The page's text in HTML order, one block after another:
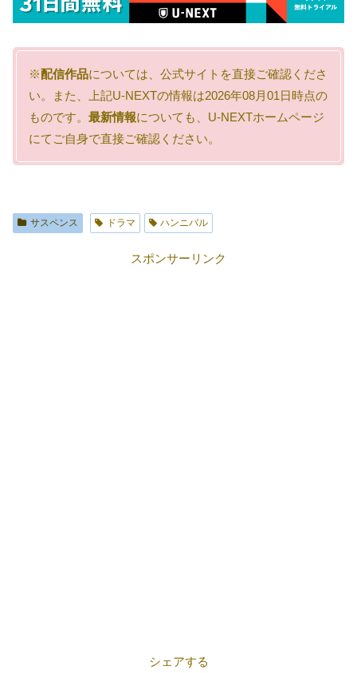
※配信作品については、公式サイトを直接ご確認くださ
い。また、上記U-NEXTの情報は2026年08月01日時点の
ものです。 最新情報についても、U-NEXTホームページ
にてご自身で直接ご確認ください。
サスペンス ドラマ ハンニバル
スポンサーリンク
シェアする